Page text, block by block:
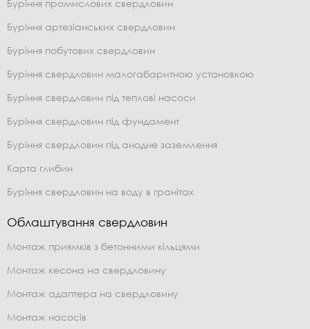
Буріння промислових свердловин
Буріння артезіанських свердловин
Буріння побутових свердловин
Буріння свердловин малогабаритною установкою
Буріння свердловин під теплові насоси
Буріння свердловин під фундамент
Буріння свердловин під анодне заземлення
Карта глибин
Буріння свердловин на воду в гранітах
Облаштування свердловин
Монтаж приямків з бетонними кільцями
Монтаж кесона на свердловину
Монтаж адаптера на свердловину
Монтаж насосів